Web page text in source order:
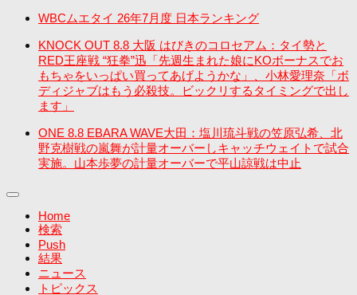
WBCムエタイ 26年7月度 日本ランキング
KNOCK OUT 8.8 大阪 はびきのコロセアム：タイ勢と
RED王座戦 “狂拳”迅「先週生まれた娘にKOボーナスでお
もちゃをいっぱい買ってあげようかな」、小林愛理奈「ボ
ディジャブはもう必殺技。ビックリするタイミングで出し
ます」
ONE 8.8 EBARA WAVE大田：塩川琉斗戦の笠原弘希、北
野克樹戦の嵐舞が計量オーバーしキャッチウェイトで試合
実施。山本歩夢の計量オーバーで平山諒戦は中止
Home
検索
Push
結果
ニュース
トピックス